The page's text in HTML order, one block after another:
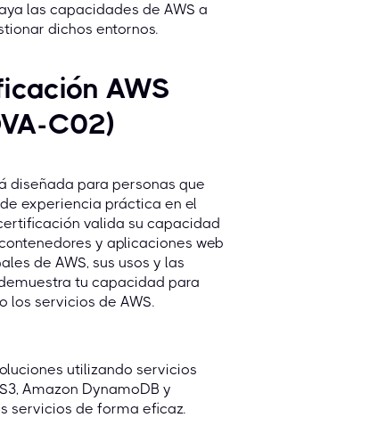
las capacidades de AWS a
dichos entornos.
AWS
C02)
diseñada para personas que
experiencia práctica en el
valida su capacidad
y aplicaciones web
de AWS, sus usos y las
tu capacidad para
los servicios de AWS.
utilizando servicios
Amazon DynamoDB y
servicios de forma eficaz.